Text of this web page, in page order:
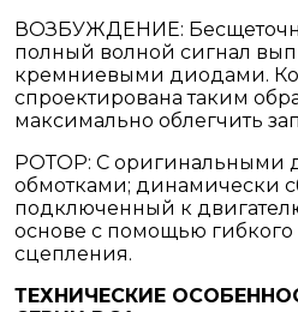
ВОЗБУЖДЕНИЕ:
полный волной сигнал
кремниевыми диодами.
спроектирована таким
максимально облегчить
РОТОР: С оригинальными
обмотками; динамически
подключенный к
основе с помощью гибкого
сцепления.
ТЕХНИЧЕСКИЕ